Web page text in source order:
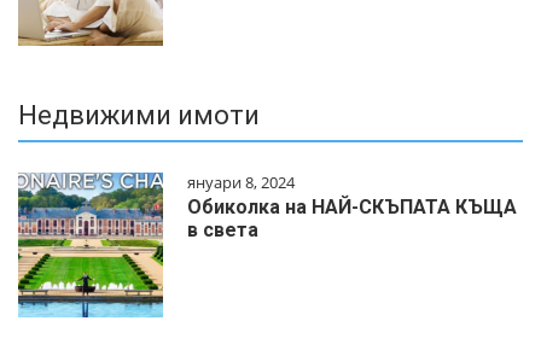
Недвижими имоти
януари 8, 2024
Обиколка на НАЙ-СКЪПАТА КЪЩА
в света